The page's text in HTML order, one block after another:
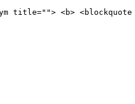
<b> <blockquote